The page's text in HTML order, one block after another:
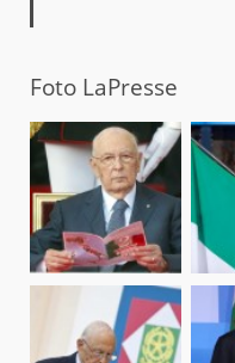
Foto LaPresse